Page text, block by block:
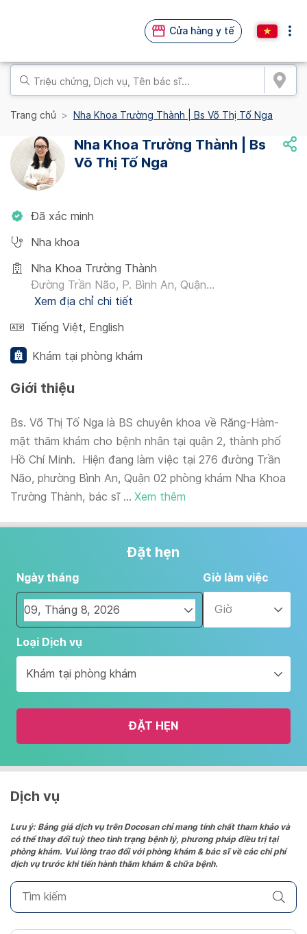
Cửa hàng y tế
Trang chủ Nha Khoa Trường Thành | Bs Võ Thị Tố Nga
Nha Khoa Trường Thành | Bs
Võ Thị Tố Nga
Đã xác minh
Nha khoa
Nha Khoa Trường Thành
Đường Trần Não, P. Bình An, Quận...
Xem địa chỉ chi tiết
Tiếng Việt, English
Khám tại phòng khám
Giới thiệu
Bs. Võ Thị Tố Nga là BS chuyên khoa về Răng-Hàm-
mặt thăm khám cho bệnh nhân tại quận 2, thành phố
Hồ Chí Minh. Hiện đang làm việc tại 276 đường Trần
Não, phường Bình An, Quận 02 phòng khám Nha Khoa
Trường Thành, bác sĩ ... Xem thêm
Đặt hẹn
Ngày tháng
Navigate
forward
interact
with
the
and
date.
the
question
mark
to
Giờ làm việc
Giờ
Loại Dịch vụ
Khám tại phòng khám
ĐẶT HẸN
Dịch vụ
Lưu ý: Bảng giá dịch vụ trên Docosan chỉ mang tính chất tham khảo và
có thể thay đổi tuỳ theo tình trạng bệnh lý, phương pháp điều trị tại
phòng khám. Vui lòng trao đổi với phòng khám & bác sĩ về các chi phí
dịch vụ trước khi tiến hành thăm khám & chữa bệnh.